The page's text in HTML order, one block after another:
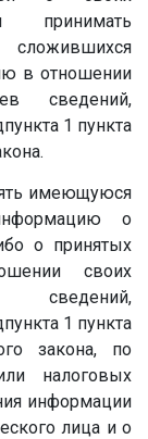
принимать
в отношении
сведений,
1 пункта
имеющуюся
о
о принятых
своих
сведений,
1 пункта
закона, по
налоговых
информации
лица и о